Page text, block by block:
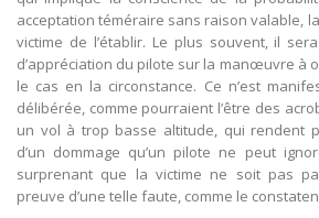
acceptation téméraire sans raison valable,
victime de l’établir. Le plus souvent, il
d’appréciation du pilote sur la manœuvre à
le cas en la circonstance. Ce n’est
délibérée, comme pourraient l’être des
un vol à trop basse altitude, qui rendent
d’un dommage qu’un pilote ne peut
surprenant que la victime ne soit pas
preuve d’une telle faute, comme le